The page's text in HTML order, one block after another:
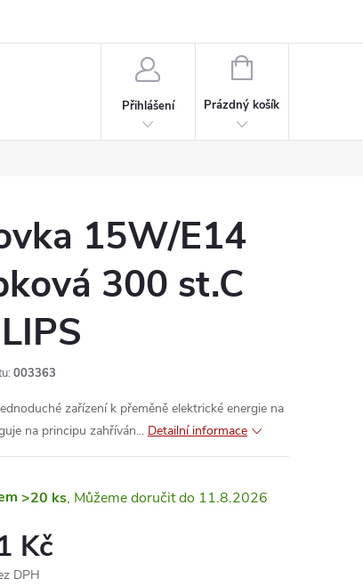
Přihlášení
NÁKUPNÍ
Prázdný košík
15W/E14
300 st.C
003363
zařízení k přeměně elektrické energie na
na principu zahříván... Detailní informace
>20 ks 11.8.2026
Kč
DPH